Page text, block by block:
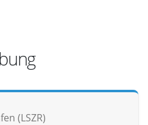
(LSZR)